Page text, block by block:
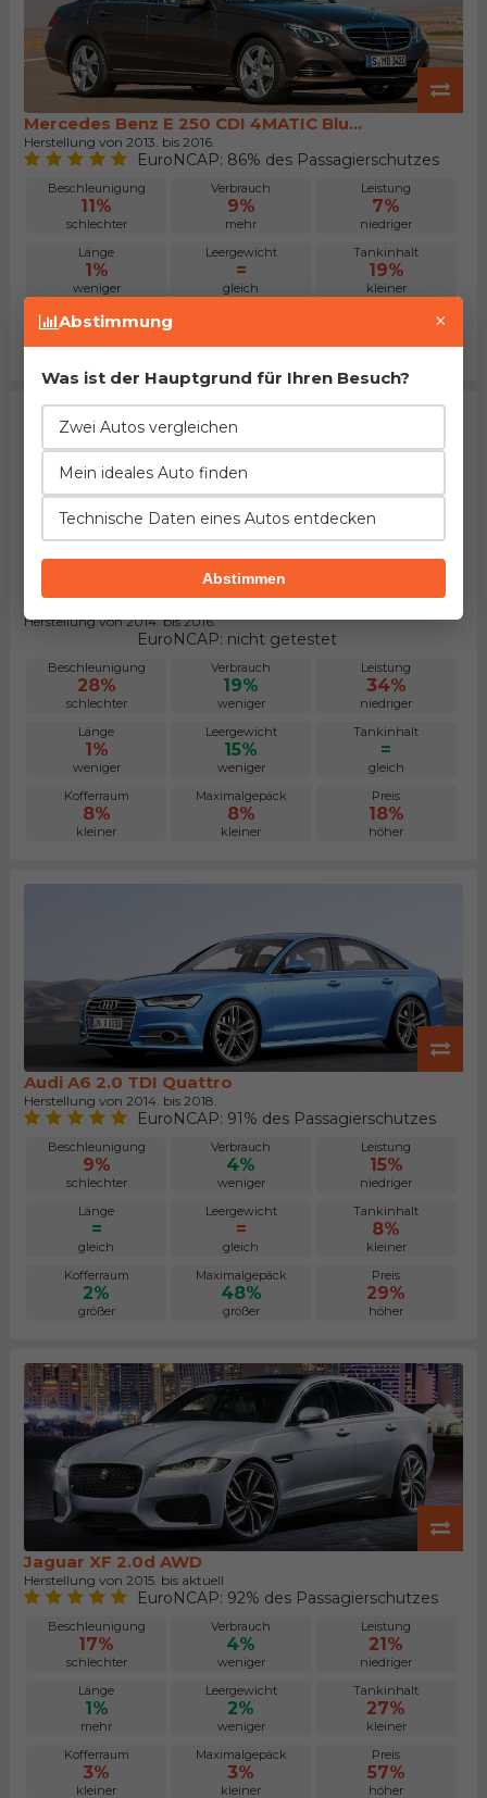
Mercedes Benz E 250 CDI 4MATIC Blu...
Herstellung von 2013. bis 2016.
EuroNCAP: 86% des Passagierschutzes
Beschleunigung
11%
schlechter
Verbrauch
9%
mehr
Leistung
7%
niedriger
Länge
1%
weniger
Leergewicht
=
gleich
Tankinhalt
19%
kleiner
Kofferraum
Volvo S80 D4
Herstellung von 2014. bis 2016.
EuroNCAP: nicht getestet
Beschleunigung
28%
schlechter
Verbrauch
19%
weniger
Leistung
34%
niedriger
Länge
1%
weniger
Leergewicht
15%
weniger
Tankinhalt
=
gleich
Kofferraum
8%
kleiner
Maximalgepäck
8%
kleiner
Preis
18%
höher
Audi A6 2.0 TDI Quattro
Herstellung von 2014. bis 2018.
EuroNCAP: 91% des Passagierschutzes
Beschleunigung
9%
schlechter
Verbrauch
4%
weniger
Leistung
15%
niedriger
Länge
=
gleich
Leergewicht
=
gleich
Tankinhalt
8%
kleiner
Kofferraum
2%
größer
Maximalgepäck
48%
größer
Preis
29%
höher
Jaguar XF 2.0d AWD
Herstellung von 2015. bis aktuell
EuroNCAP: 92% des Passagierschutzes
Beschleunigung
17%
schlechter
Verbrauch
4%
weniger
Leistung
21%
niedriger
Länge
1%
mehr
Leergewicht
2%
weniger
Tankinhalt
27%
kleiner
Kofferraum
3%
kleiner
Maximalgepäck
3%
kleiner
Preis
57%
höher
Abstimmung ×
Was ist der Hauptgrund für Ihren Besuch?
Zwei Autos vergleichen
Mein ideales Auto finden
Technische Daten eines Autos entdecken
Abstimmen